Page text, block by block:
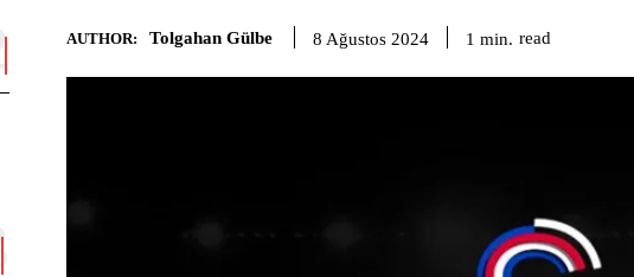
AUTHOR: Tolgahan Gülbe 8 Ağustos 2024 1 min. read